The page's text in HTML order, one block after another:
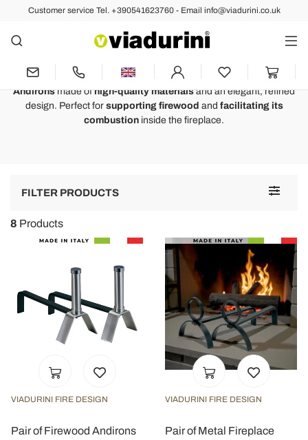
Customer service Tel. +390541623760 - Email info@viadurini.co.uk
Andirons of Design to Facilitate
Combustion in the Hearth
Andironsmade ofhigh-quality materialsand an elegant, refined
design. Perfect for supporting firewood and facilitating its
combustion inside the fireplace.
Toggle
FILTER PRODUCTS
8 Products
VIADURINI FIRE DESIGN
Pair of Firewood Andirons
VIADURINI FIRE DESIGN
Pair of Metal Fireplace